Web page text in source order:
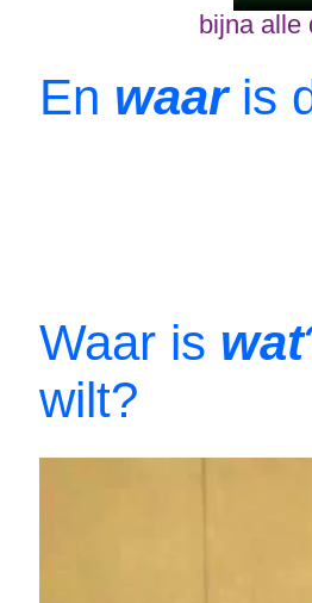
bijna alle
En waaris
Waar is wat
wilt?